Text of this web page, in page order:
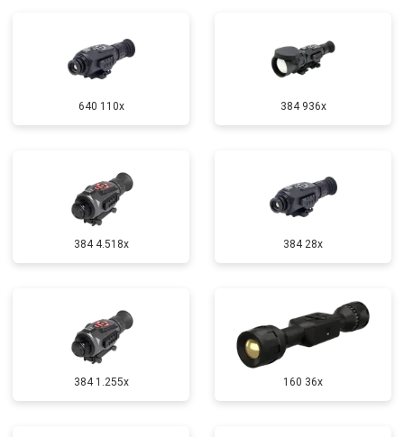
640 110x 384 936x
384 4.518x 384 28x
384 1.255х 160 36x